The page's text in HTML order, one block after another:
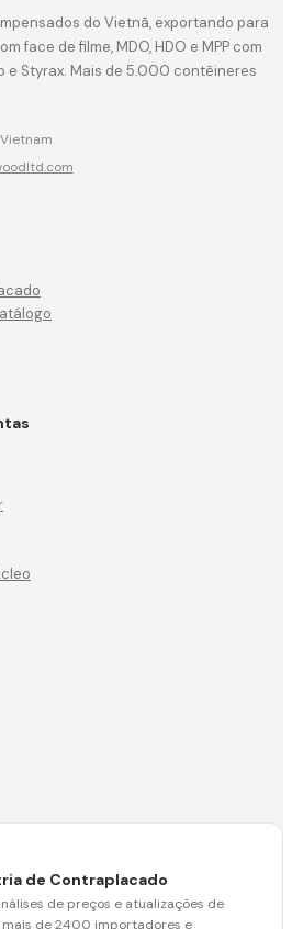
do Vietnã, exportando para
face de filme, MDO, HDO e MPP com
e Styrax. Mais de 5.000 contêineres
de Contraplacado
de preços e atualizações de
de 2400 importadores e